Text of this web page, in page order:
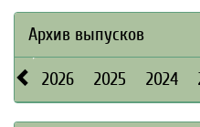
Архив выпусков
2026 2025 2024